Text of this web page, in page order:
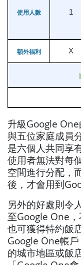
使用人數 1
額外福利 X
升級Google
與五位家庭成員
是六個人共同享
使用者無法對每
空間進行分配，
後，才會用到
另外的好處則令
至Google One，
也可獲得特約飯
Google One帳
的城市地區或飯